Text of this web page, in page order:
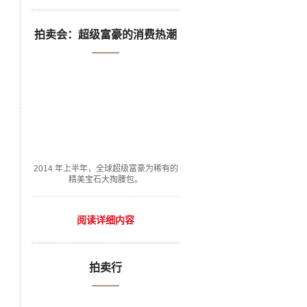
拍卖会：超级富豪的消费热潮
2014 年上半年，全球超级富豪为稀有的
精美宝石大掏腰包。
阅读详细内容
拍卖行